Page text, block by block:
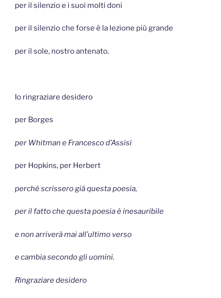
per il silenzio e i suoi molti doni
per il silenzio che forse è la lezione più grande
per il sole, nostro antenato.
Io ringraziare desidero
per Borges
per Whitman e Francesco d’Assisi
per Hopkins, per Herbert
perché scrissero già questa poesia,
per il fatto che questa poesia è inesauribile
e non arriverà mai all’ultimo verso
e cambia secondo gli uomini.
Ringraziare desidero